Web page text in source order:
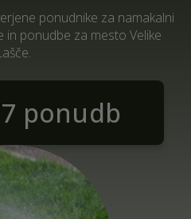
ponudnike za namakalni
ponudbe za mesto Velike
ponudb